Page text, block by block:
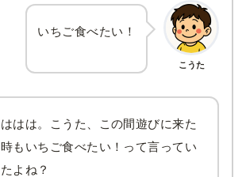
こうた
いちご食べたい！
ははは。こうた、この間遊びに来た
時もいちご食べたい！って言ってい
たよね？